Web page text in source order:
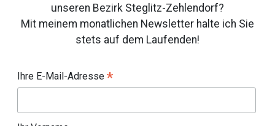
unseren Bezirk Steglitz-Zehlendorf?
Mit meinem monatlichen Newsletter halte ich Sie
stets auf dem Laufenden!
Ihre E-Mail-Adresse *